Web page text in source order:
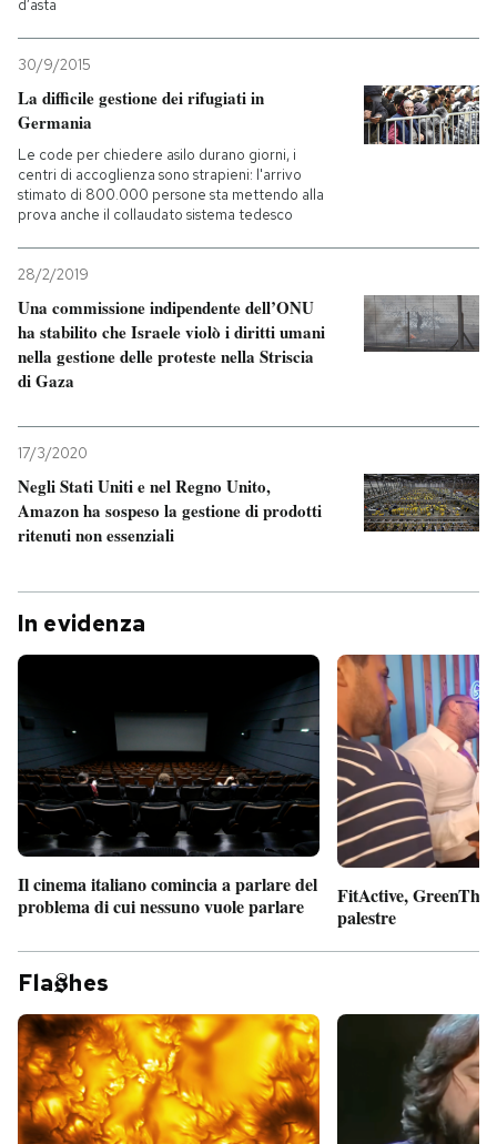
d’asta
30/9/2015
La difficile gestione dei rifugiati in
Germania
Le code per chiedere asilo durano giorni, i
centri di accoglienza sono strapieni: l'arrivo
stimato di 800.000 persone sta mettendo alla
prova anche il collaudato sistema tedesco
28/2/2019
Una commissione indipendente dell’ONU
ha stabilito che Israele violò i diritti umani
nella gestione delle proteste nella Striscia
di Gaza
17/3/2020
Negli Stati Uniti e nel Regno Unito,
Amazon ha sospeso la gestione di prodotti
ritenuti non essenziali
In evidenza
Il cinema italiano comincia a parlare del
problema di cui nessuno vuole parlare
FitActive,
palestre
Fla hes